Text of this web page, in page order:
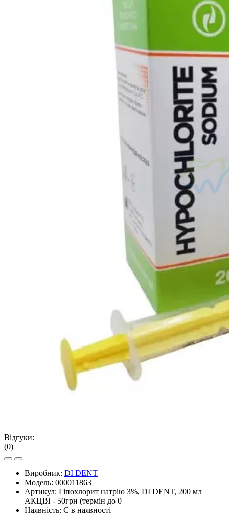
Відгуки:
(0)
Виробник: DI DENT
Модель: 000011863
Артикул: Гіпохлорит натрію 3%, DI DENT, 200 мл
АКЦІЯ - 50грн (термін до 0
Наявність: Є в наявності